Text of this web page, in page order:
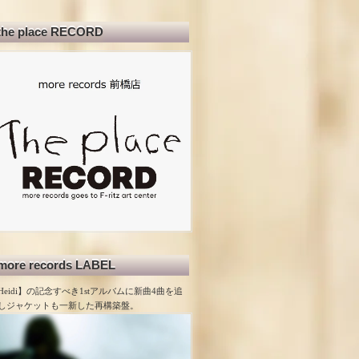
place RECORD
records LABEL
】の記念すべき1stアルバムに新曲4曲を追
ジャケットも一新した再構築盤。